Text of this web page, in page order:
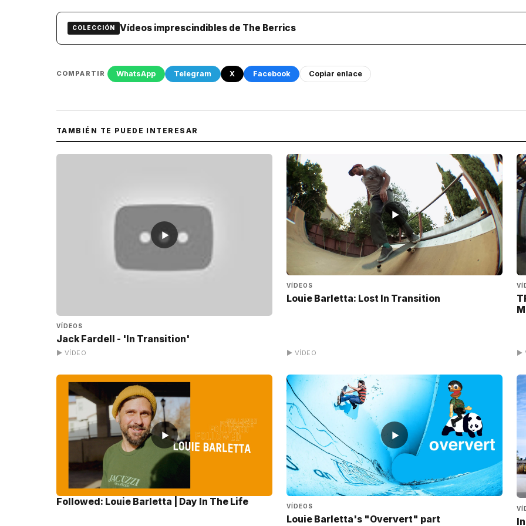
COLECCIÓN Vídeos imprescindibles de The Berrics
COMPARTIR WhatsApp Telegram X Facebook Copiar enlace
TAMBIÉN TE PUEDE INTERESAR
▶
VÍDEOS
Jack Fardell - 'In Transition'
▶ VÍDEO
▶
VÍDEOS
Louie Barletta: Lost In Transition
▶ VÍDEO ▶
▶
Followed: Louie Barletta | Day In The Life
▶
VÍDEOS
Louie Barletta's "Oververt" part